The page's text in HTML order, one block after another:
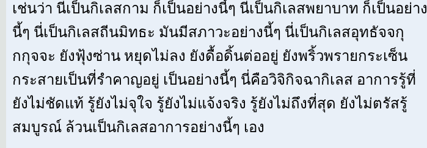
เช่นว่า นี่เป็นกิเลสกาม ก็เป็นอย่างนี้ๆ นี่เป็นกิเลสพยาบาท ก็เป็นอย่าง
นี้ๆ นี่เป็นกิเลสถีนมิทธะ มันมีสภาวะอย่างนี้ๆ นี่เป็นกิเลสอุทธัจจกุ
กกุจจะ ยังฟุ้งซ่าน หยุดไม่ลง ยังดื้อดิ้นต่ออยู่ ยังพริ้วพรายกระเซ็น
กระสายเป็นที่รำคาญอยู่ เป็นอย่างนี้ๆ นี่คือวิจิกิจฉากิเลส อาการรู้ที่
ยังไม่ชัดแท้ รู้ยังไม่จุใจ รู้ยังไม่แจ้งจริง รู้ยังไม่ถึงที่สุด ยังไม่ตรัสรู้
สมบูรณ์ ล้วนเป็นกิเลสอาการอย่างนี้ๆ เอง